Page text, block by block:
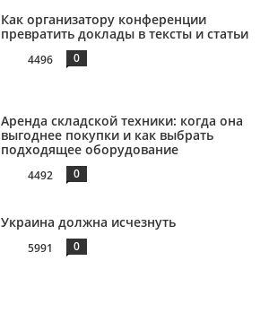
Как организатору конференции
превратить доклады в тексты и статьи
4496 0
Аренда складской техники: когда она
выгоднее покупки и как выбрать
подходящее оборудование
4492 0
Украина должна исчезнуть
5991 0